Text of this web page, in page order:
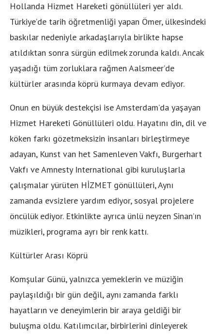
Hollanda Hizmet Hareketi gönüllüleri yer aldı.
Türkiye’de tarih öğretmenliği yapan Ömer, ülkesindeki
baskılar nedeniyle arkadaşlarıyla birlikte hapse
atıldıktan sonra sürgün edilmek zorunda kaldı. Ancak
yaşadığı tüm zorluklara rağmen Aalsmeer’de
kültürler arasında köprü kurmaya devam ediyor.
Onun en büyük destekçisi ise Amsterdam’da yaşayan
Hizmet Hareketi Gönüllüleri oldu. Hayatını din, dil ve
köken farkı gözetmeksizin insanları birleştirmeye
adayan, Kunst van het Samenleven Vakfı, Burgerhart
Vakfı ve Amnesty International gibi kuruluşlarla
çalışmalar yürüten HİZMET gönüllüleri, Aynı
zamanda evsizlere yardım ediyor, sosyal projelere
öncülük ediyor. Etkinlikte ayrıca ünlü neyzen Sinan’ın
müzikleri, programa ayrı bir renk kattı.
Kültürler Arası Köprü
Komşular Günü, yalnızca yemeklerin ve müziğin
paylaşıldığı bir gün değil, aynı zamanda farklı
hayatların ve deneyimlerin bir araya geldiği bir
buluşma oldu. Katılımcılar, birbirlerini dinleyerek